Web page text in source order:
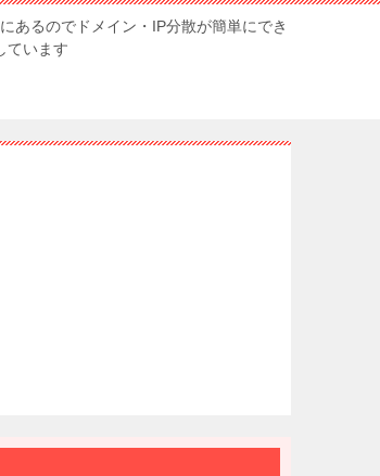
あるのでドメイン・IP分散が簡単にでき
ています